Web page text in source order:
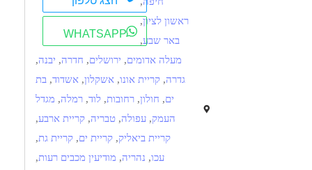
WHATSAPP
ראשון לציון,
באר שבע,
מעלה אדומים, ירושלים, חדרה, יבנה,
גדרה, קריית אונו, אשקלון, אשדוד, בת
ים, חולון, רחובות, לוד, רמלה, מגדל
העמק, עפולה, טבריה, קריית ארבע,
קריית ביאליק, קריית ים, קריית גת,
עכו, נהריה, מודיעין מכבים רעות,